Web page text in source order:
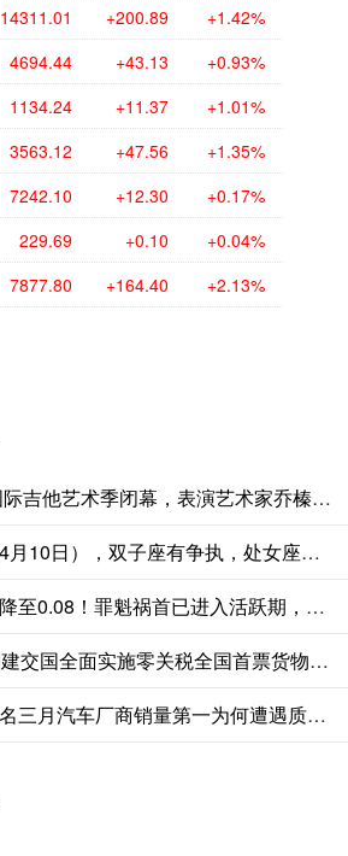
14311.01 +200.89 +1.42%
4694.44 +43.13 +0.93%
1134.24 +11.37 +1.01%
3563.12 +47.56 +1.35%
7242.10 +12.30 +0.17%
229.69 +0.10 +0.04%
7877.80 +164.40 +2.13%
鼎冠策略 2026上海国际吉他艺术季闭幕，表演艺术家乔榛再现《魂断蓝桥》经典片段
鼎冠策略 星吧日运（4月10日），双子座有争执，处女座纠结，天蝎座气愤
鼎冠策略 女子视力骤降至0.08！罪魁祸首已进入活跃期，医生紧急提醒
鼎冠策略 对53个非洲建交国全面实施零关税全国首票货物深圳通关
鼎冠策略 上汽集团排名三月汽车厂商销量第一为何遭遇质疑，质疑是否合理?